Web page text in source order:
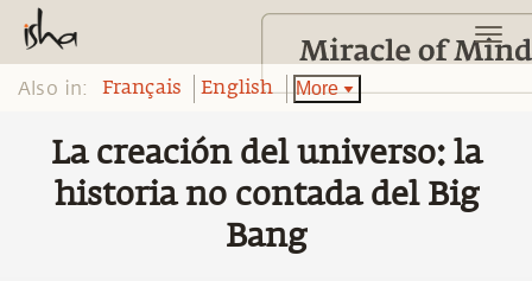
Also in: Français English More
La creación del universo: la
historia no contada del Big
Bang